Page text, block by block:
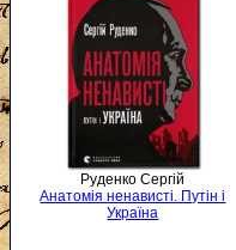
Руденко Сергій
Анатомія ненависті. Путін і
Україна